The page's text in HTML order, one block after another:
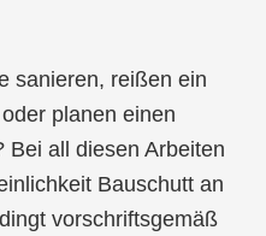
sanieren, reißen ein
planen einen
Bei all diesen Arbeiten
Bauschutt an
vorschriftsgemäß